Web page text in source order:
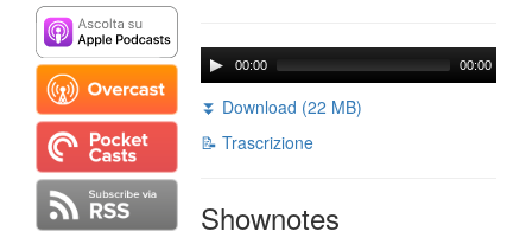
00:00 00:00
⏬ Download (22 MB)
📝 Trascrizione
Shownotes